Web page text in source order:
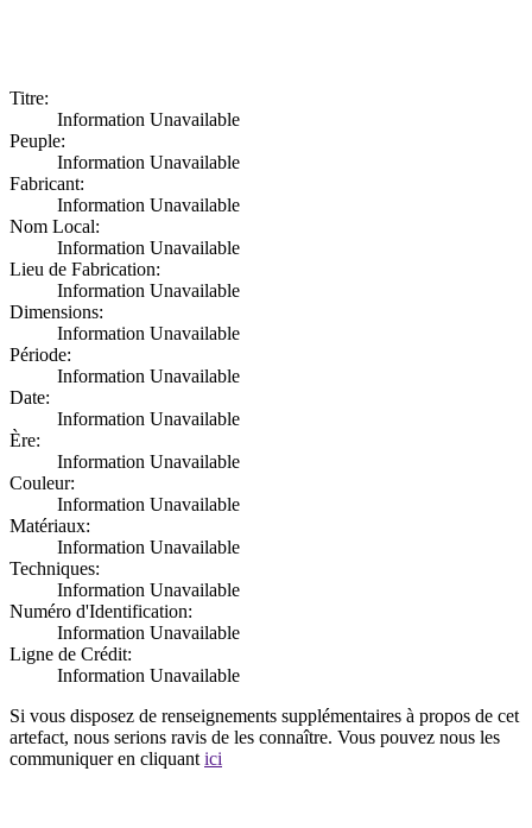
Titre:
Information Unavailable
Peuple:
Information Unavailable
Fabricant:
Information Unavailable
Nom Local:
Information Unavailable
Lieu de Fabrication:
Information Unavailable
Dimensions:
Information Unavailable
Période:
Information Unavailable
Date:
Information Unavailable
Ère:
Information Unavailable
Couleur:
Information Unavailable
Matériaux:
Information Unavailable
Techniques:
Information Unavailable
Numéro d'Identification:
Information Unavailable
Ligne de Crédit:
Information Unavailable
Si vous disposez de renseignements supplémentaires à propos de cet
artefact, nous serions ravis de les connaître. Vous pouvez nous les
communiquer en cliquant ici